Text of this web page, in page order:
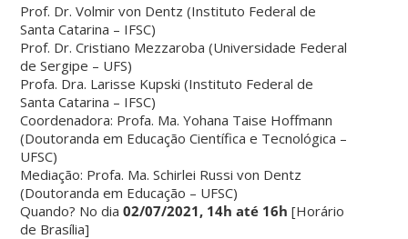
Prof. Dr. Volmir von Dentz (Instituto Federal de
Santa Catarina – IFSC)
Prof. Dr. Cristiano Mezzaroba (Universidade Federal
de Sergipe – UFS)
Profa. Dra. Larisse Kupski (Instituto Federal de
Santa Catarina – IFSC)
Coordenadora: Profa. Ma. Yohana Taise Hoffmann
(Doutoranda em Educação Científica e Tecnológica –
UFSC)
Mediação: Profa. Ma. Schirlei Russi von Dentz
(Doutoranda em Educação – UFSC)
Quando? No dia02/07/2021, 14h até 16h [Horário
de Brasília]